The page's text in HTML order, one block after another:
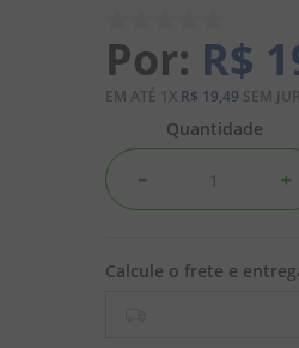
R$
EM ATÉ 1 X R$ 19,49 SEM
Quantidade
＋
－